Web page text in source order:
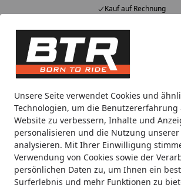
Unsere Seite verwendet Cookies und
Technologien, um die
Website zu verbessern, Inhalte und
personalisieren und die Nutzung unserer
analysieren. Mit Ihrer Einwilligung
Verwendung von Cookies sowie der
persönlichen Daten zu, um Ihnen ein
Surferlebnis und mehr Funktionen zu
Kauf auf Rechnung
Alle Produkte
Mein Konto
Suchen
Startseite
Liqui Moly
Liqui Moly
Wählen Sie Ihre